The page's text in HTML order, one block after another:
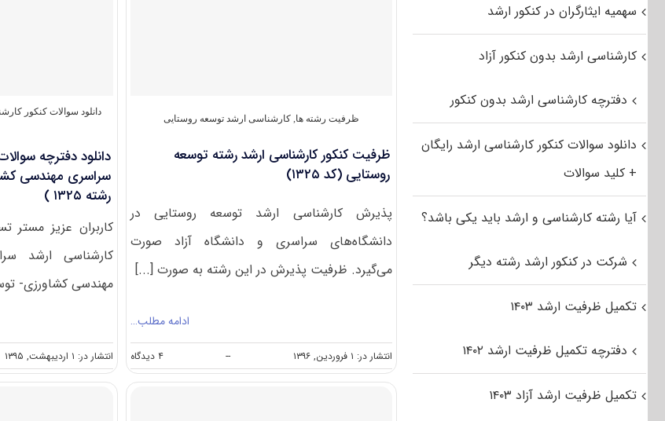
ظرفیت رشته ها,کارشناسی ارشد توسعه روستایی
ظرفیت کنکور کارشناسی ارشد رشته توسعه
روستایی (کد ۱۳۲۵)
پذیرش کارشناسی ارشد توسعه روستایی در
دانشگاه‌های سراسری و دانشگاه آزاد صورت
می‌گیرد. ظرفیت پذیرش در این رشته به صورت [...]
ادامه مطلب…
انتشار در: ۱ فروردین, ۱۳۹۶ -- ۴ دیدگاه
ظرفیت
کنکور
دانلود سوالات کنکور
سراسری مهندسی
رشته ۱۳۲۵ )
کاربران عزیز مستر
مهندسی کشاورزی-
انتشار در: ۱ اردیبهشت, ۱۳۹۵
سهمیه ایثارگران در کنکور ارشد
کارشناسی ارشد بدون کنکور آزاد
دفترچه کارشناسی ارشد بدون کنکور
دانلود سوالات کنکور کارشناسی ارشد رایگان
+ کلید سوالات
آیا رشته کارشناسی و ارشد باید یکی باشد؟
شرکت در کنکور ارشد رشته دیگر
تکمیل ظرفیت ارشد ۱۴۰۳
دفترچه تکمیل ظرفیت ارشد ۱۴۰۲
تکمیل ظرفیت ارشد آزاد ۱۴۰۳